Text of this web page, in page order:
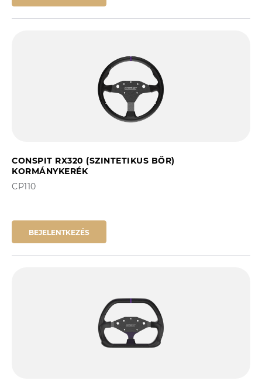
CONSPIT RX320 (SZINTETIKUS BŐR)
KORMÁNYKERÉK
CP110
BEJELENTKEZÉS